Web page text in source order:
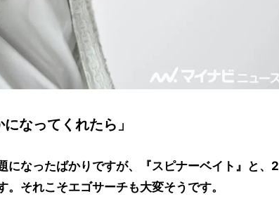
なってくれたら」
なったばかりですが、『スピナーベイト』と、2
それこそエゴサーチも大変そうです。